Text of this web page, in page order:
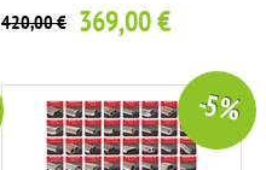
420,00 € 369,00 €
-5 %